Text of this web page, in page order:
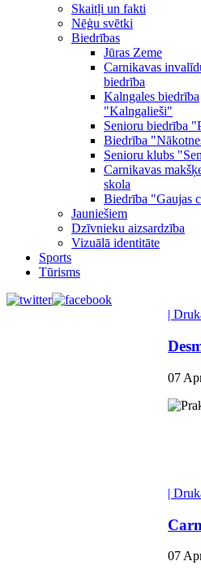
Skaitļi un fakti
Nēģu svētki
Biedrības
Jūras Zeme
Carnikavas
biedrība
Kalngales biedrība
"Kalngalieši"
Senioru biedrība
Biedrība
Senioru klubs
Carnikavas
skola
Biedrība "Gaujas
Jauniešiem
Dzīvnieku aizsardzība
Vizuālā identitāte
Sports
Tūrisms
|
07
|
07